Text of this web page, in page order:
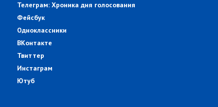
Телеграм: Хроника дня голосования
Фейсбук
Одноклассники
ВКонтакте
Твиттер
Инстаграм
Ютуб